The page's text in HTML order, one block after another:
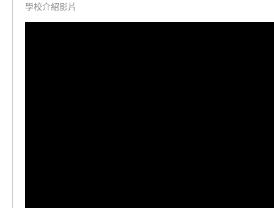
學校介紹影片